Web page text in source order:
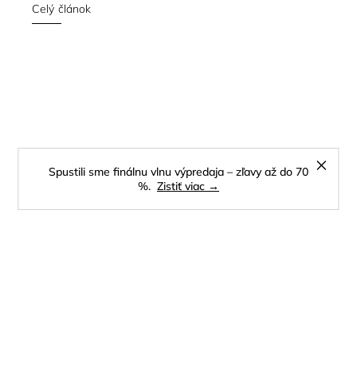
Spustili sme finálnu vlnu výpredaja – zľavy až do 70
%. Zistiť viac →
Celý článok